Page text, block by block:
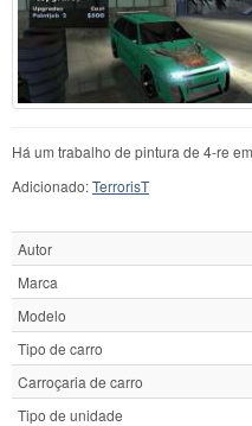
Há um trabalho de pintura de 4-re
Adicionado:TerrorisT
Autor
Marca
Modelo
Tipo de carro
Carroçaria de carro
Tipo de unidade